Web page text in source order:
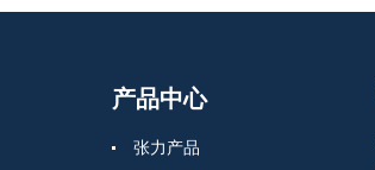
产品中心
张力产品